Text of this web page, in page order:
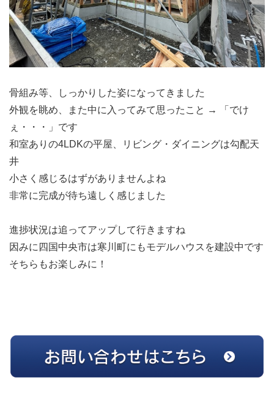
骨組み等、しっかりした姿になってきました
外観を眺め、また中に入ってみて思ったこと → 「でけ
ぇ・・・」です
和室ありの4LDKの平屋、リビング・ダイニングは勾配天
井
小さく感じるはずがありませんよね
非常に完成が待ち遠しく感じました
進捗状況は追ってアップして行きますね
因みに四国中央市は寒川町にもモデルハウスを建設中です
そちらもお楽しみに！